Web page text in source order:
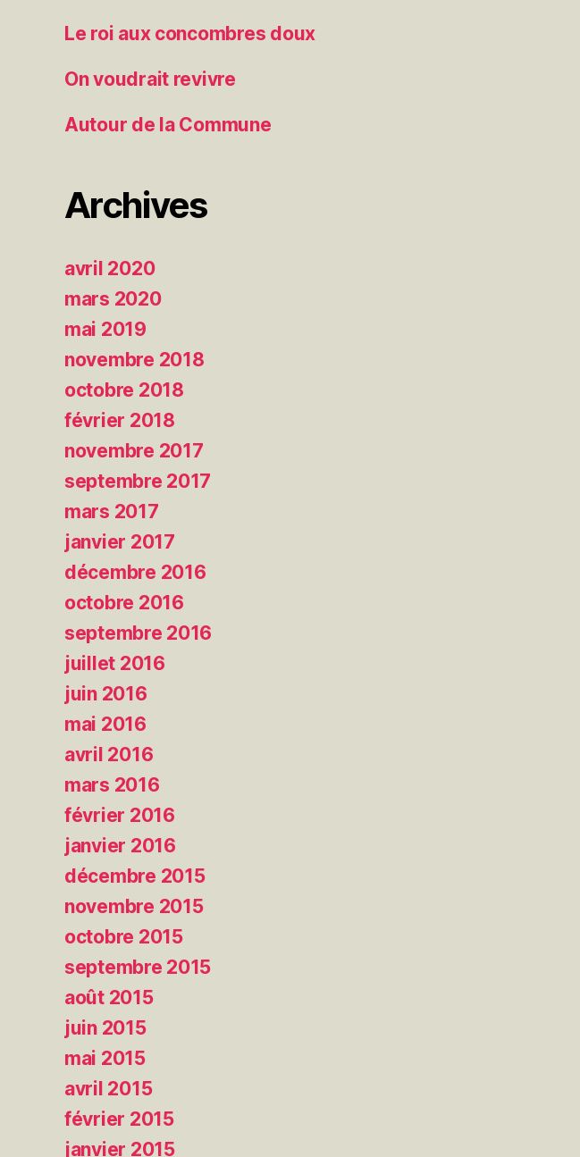
Le roi aux concombres doux
On voudrait revivre
Autour de la Commune
Archives
avril 2020
mars 2020
mai 2019
novembre 2018
octobre 2018
février 2018
novembre 2017
septembre 2017
mars 2017
janvier 2017
décembre 2016
octobre 2016
septembre 2016
juillet 2016
juin 2016
mai 2016
avril 2016
mars 2016
février 2016
janvier 2016
décembre 2015
novembre 2015
octobre 2015
septembre 2015
août 2015
juin 2015
mai 2015
avril 2015
février 2015
janvier 2015